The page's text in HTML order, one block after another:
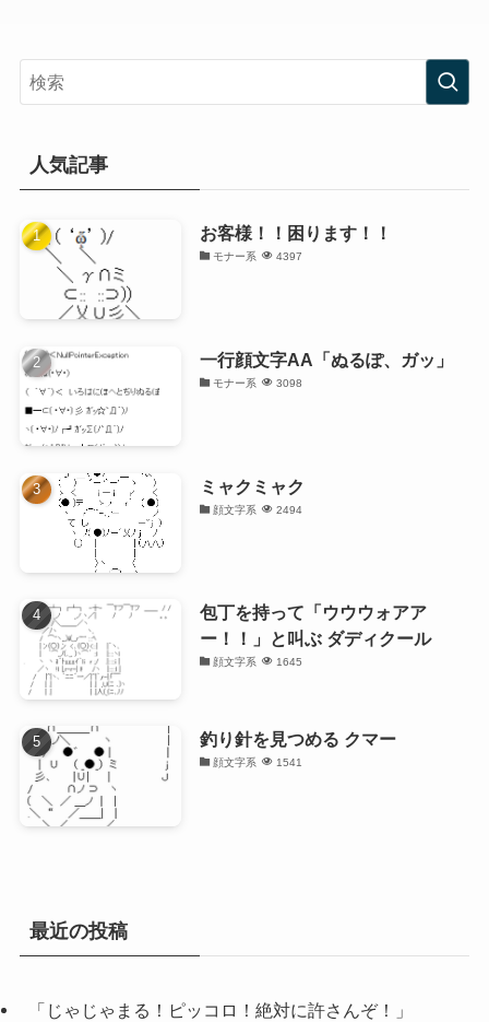
人気記事
お客様！！困ります！！
モナー系 4397
一行顔文字AA「ぬるぽ、ガッ」
モナー系 3098
ミャクミャク
顔文字系 2494
包丁を持って「ウウウォアア
ー！！」と叫ぶ ダディクール
顔文字系 1645
釣り針を見つめる クマー
顔文字系 1541
最近の投稿
「じゃじゃまる！ピッコロ！絶対に許さんぞ！」